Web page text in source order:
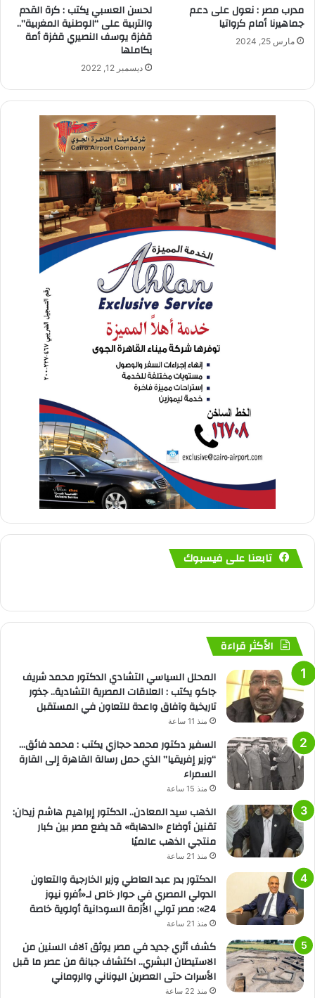
مدرب مصر : نعول على دعم
جماهيرنا أمام كرواتيا
مارس 25, 2024
لحسن العسبي يكتب : كرة القدم
والتربية على “الوطنية المغربية”..
قفزة يوسف النصيري قفزة أمة
بكاملها
ديسمبر 12, 2022
تابعنا على فيسبوك
الأكثر قراءة
المحلل السياسي التشادي الدكتور محمد شريف
جاكو يكتب : العلاقات المصرية التشادية.. جذور
تاريخية وآفاق واعدة للتعاون في المستقبل
منذ 11 ساعة
السفير دكتور محمد حجازي يكتب : محمد فائق…
“وزير إفريقيا” الذي حمل رسالة القاهرة إلى القارة
السمراء
منذ 15 ساعة
الذهب سيد المعادن.. الدكتور إبراهيم هاشم زيدان:
تقنين أوضاع «الدهابة» قد يضع مصر بين كبار
منتجي الذهب عالميًا
منذ 21 ساعة
الدكتور بدر عبد العاطي وزير الخارجية والتعاون
الدولي المصري في حوار خاص لـ«أفرو نيوز
24»: مصر تولي الأزمة السودانية أولوية خاصة
منذ 21 ساعة
كشف أثري جديد في مصر يوثق آلاف السنين من
الاستيطان البشري.. اكتشاف جبانة من عصر ما قبل
الأسرات حتى العصرين اليوناني والروماني
منذ 22 ساعة